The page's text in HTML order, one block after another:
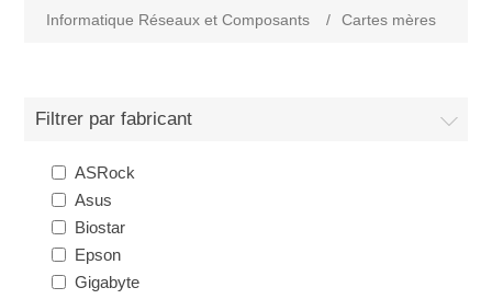
Informatique Réseaux et Composants
/ Cartes mères
Filtrer par fabricant
ASRock
Asus
Biostar
Epson
Gigabyte